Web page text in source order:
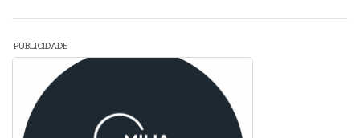
PUBLICIDADE